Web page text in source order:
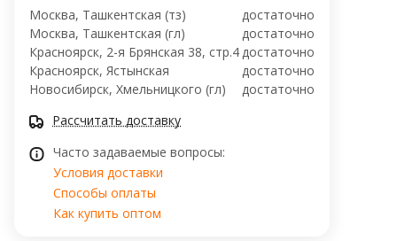
Москва, Ташкентская (тз)
достаточно
Москва, Ташкентская (гл)
достаточно
Красноярск, 2-я Брянская 38, стр.4достаточно
Красноярск, Ястынская
достаточно
Новосибирск, Хмельницкого (гл)
достаточно
Рассчитать доставку
Часто задаваемые вопросы:
Условия доставки
Способы оплаты
Как купить оптом